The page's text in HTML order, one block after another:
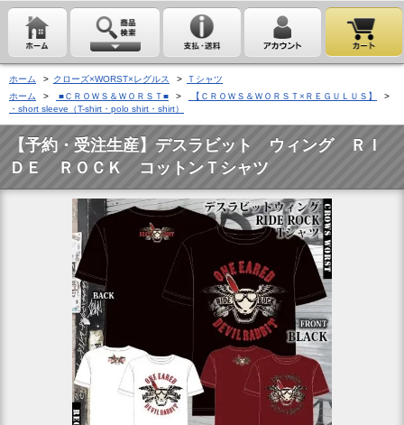
ホーム > クローズ×WORST×レグルス >
Ｔシャツ
ホーム
> ■ＣＲＯＷＳ＆ＷＯＲＳＴ■ > 【ＣＲＯＷＳ＆ＷＯＲＳＴ×ＲＥＧＵＬＵＳ】
>
・short sleeve（T-shirt・polo shirt・shirt）
【予約・受注生産】デスラビット ウィング ＲＩ
ＤＥ ＲＯＣＫ コットンＴシャツ